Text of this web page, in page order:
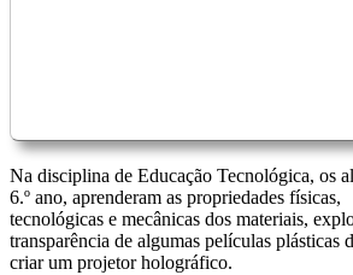
Na disciplina de Educação Tecnológica, os
6.º ano, aprenderam as propriedades físicas,
tecnológicas e mecânicas dos materiais,
transparência de algumas películas plásticas
criar um projetor holográfico.